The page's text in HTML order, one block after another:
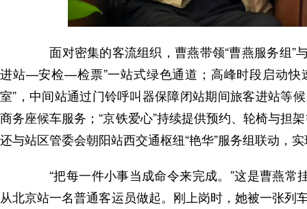
面对密集的客流组织，曹燕带领“曹燕服务组”
进站—安检—检票”一站式绿色通道；高峰时段启动快
室”，中间站通过门铃呼叫器保障闭站期间旅客进站等
商务座候车服务；“京铁爱心”持续提供预约、轮椅与担
还与站区管委会朝阳站西交通枢纽“艳华”服务组联动，
“把每一件小事当成命令来完成。”这是曹燕常
从北京站一名普通客运员做起。刚上岗时，她被一张列